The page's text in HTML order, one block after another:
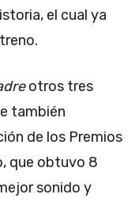
el cual ya
otros tres
también
de los Premios
que obtuvo 8
sonido y